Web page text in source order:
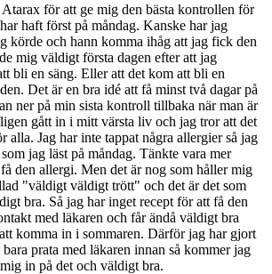
för att ge mig den bästa kontrollen för
haft först på måndag. Kanske har jag
körde och hann komma ihåg att jag fick den
mig väldigt första dagen efter att jag
bli en säng. Eller att det kom att bli en
Det är en bra idé att få minst två dagar på
ner på min sista kontroll tillbaka när man är
gått in i mitt värsta liv och jag tror att det
alla. Jag har inte tappat några allergier så jag
jag läst på måndag. Tänkte vara mer
den allergi. Men det är nog som håller mig
"väldigt väldigt trött" och det är det som
bra. Så jag har inget recept för att få den
med läkaren och får ändå väldigt bra
komma in i sommaren. Därför jag har gjort
prata med läkaren innan så kommer jag
in på det och väldigt bra.